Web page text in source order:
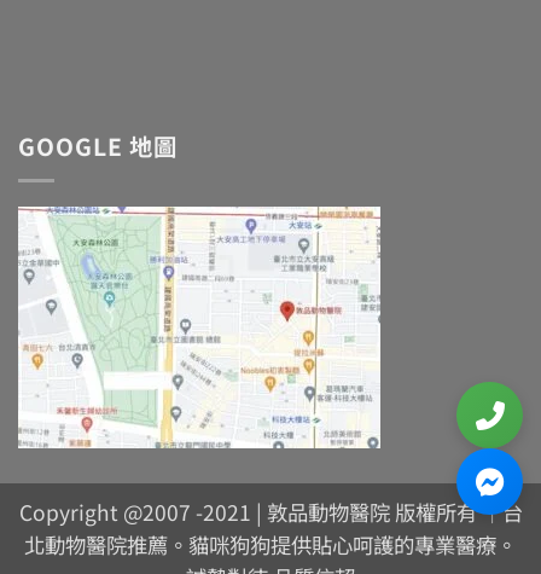
GOOGLE 地圖
Copyright @2007 -2021 | 敦品動物醫院 版權所有 ｜台
北動物醫院推薦。貓咪狗狗提供貼心呵護的專業醫療。